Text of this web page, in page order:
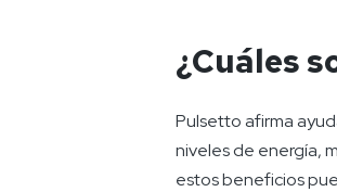
¿Cuáles
Pulsetto afirma
niveles de energía,
estos beneficios